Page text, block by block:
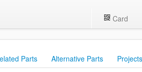
Card
Parts Alternative Parts Projects